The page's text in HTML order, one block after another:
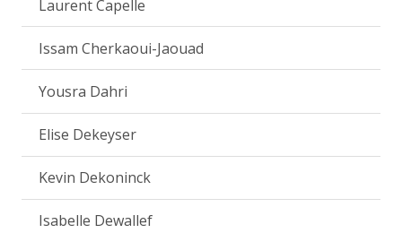
Laurent Capelle
Issam Cherkaoui-Jaouad
Yousra Dahri
Elise Dekeyser
Kevin Dekoninck
Isabelle Dewallef